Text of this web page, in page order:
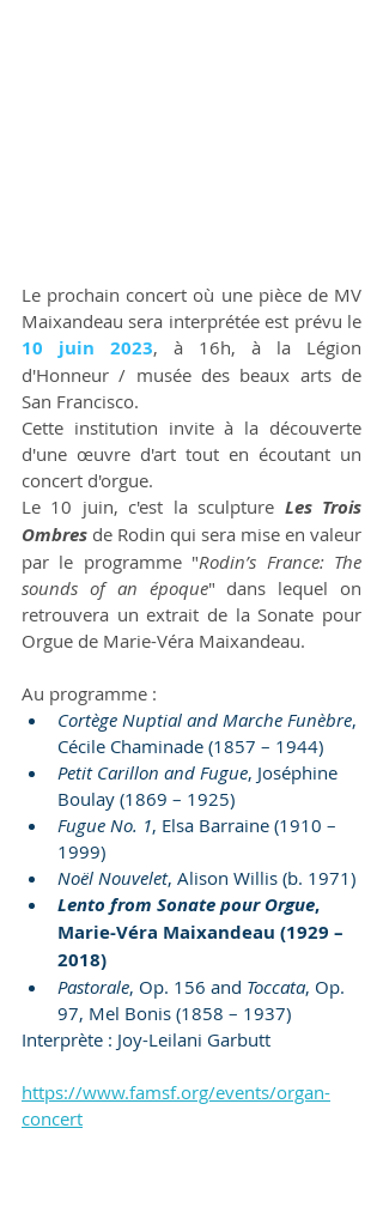
Le prochain concert où une pièce de MV
10 juin 2023, à 16h, à la Légion
d'Honneur / musée des beaux arts de
San Francisco.
Cette institution invite à la découverte
d'une œuvre d'art tout en écoutant un
concert d'orgue.
Le 10 juin, c'est la sculpture Les Trois
Ombres de Rodin qui sera mise en valeur
par le programme "Rodin’s France: The
sounds of an époque" dans lequel on
retrouvera un extrait de la Sonate pour
Orgue de Marie-Véra Maixandeau.
Au programme :
Cortège Nuptial and Marche Funèbre,
Cécile Chaminade (1857 – 1944)
Petit Carillon and Fugue, Joséphine
Boulay (1869 – 1925)
Fugue No. 1, Elsa Barraine (1910 –
1999)
Noël Nouvelet, Alison Willis (b. 1971)
Lento from Sonate pour Orgue,
Marie-Véra Maixandeau (1929 –
2018)
Pastorale, Op. 156 and Toccata, Op.
97, Mel Bonis (1858 – 1937)
Interprète : Joy-Leilani Garbutt
https://www.famsf.org/events/organ-
concert